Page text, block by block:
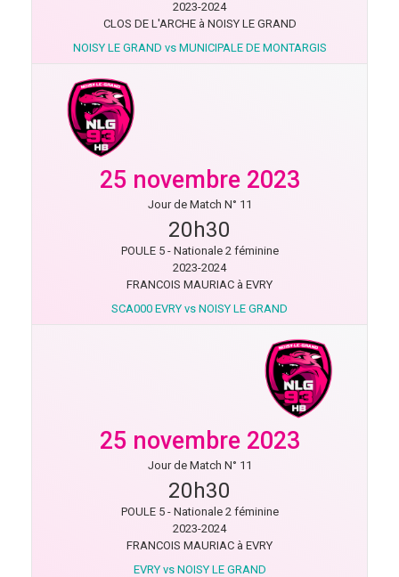
2023-2024
CLOS DE L'ARCHE à NOISY LE GRAND
NOISY LE GRAND vs MUNICIPALE DE MONTARGIS
25 novembre 2023
Jour de Match N° 11
20h30
POULE 5 - Nationale 2 féminine
2023-2024
FRANCOIS MAURIAC à EVRY
SCA000 EVRY vs NOISY LE GRAND
25 novembre 2023
Jour de Match N° 11
20h30
POULE 5 - Nationale 2 féminine
2023-2024
FRANCOIS MAURIAC à EVRY
EVRY vs NOISY LE GRAND